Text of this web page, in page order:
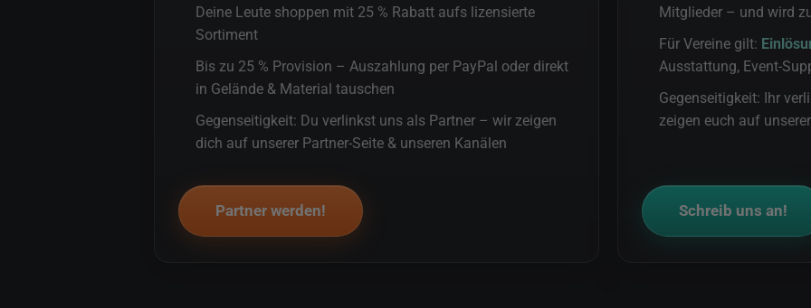
Deine Leute shoppen mit 25 % Rabatt aufs lizensierte
Sortiment
Bis zu 25 % Provision – Auszahlung per PayPal oder direkt
in Gelände & Material tauschen
Gegenseitigkeit: Du verlinkst uns als Partner – wir zeigen
dich auf unserer Partner-Seite & unseren Kanälen
Partner werden!
Mitglieder – und wird
Für Vereine gilt:
Ausstattung, Event-
Gegenseitigkeit: Ihr
zeigen euch auf
Schreib uns an!